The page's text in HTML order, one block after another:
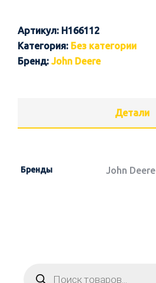
Артикул: H166112
Категория: Без категории
Бренд: John Deere
Детали
Бренды John Deere